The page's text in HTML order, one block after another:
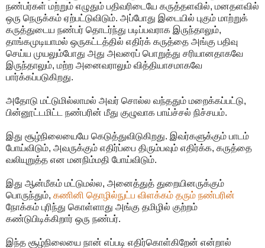
நண்பர்கள் மற்றும் எழுதும் பதிவரிடையே கருத்தளவில், மனதளவில்
ஒரு நெருக்கம் ஏற்பட்டுவிடும். அப்போது இடையில் புகும் மாற்றுக்
கருத்துடைய நண்பர் தொடர்ந்து படிப்பவராக இருந்தாலும்,
தாங்கமுடியாமல் ஒருகட்டத்தில் எதிர்க் கருத்தை அங்கு பதிவு
செய்ய முயலும்போது அது அவரைப் பொறுத்து சரியானதாகவே
இருந்தாலும், மற்ற அனைவராலும் வித்தியாசமாகவே
பார்க்கப்படுகிறது.
அதோடு மட்டுமில்லாமல் அவர் சொல்ல வந்ததும் மறைக்கப்பட்டு,
பின்னூட்டமிட்ட நண்பரின் மீது குழுவாக பாய்ச்சல் நிச்சயம்.
இது சூழ்நிலையையே கெடுத்துவிடுகிறது. இவர்களுக்கும் பாடம்
போய்விடும், அவருக்கும் எதிர்ப்பை திரும்பவும் எதிர்க்க, கருத்தை
வலியுறுத்த என மனநிம்மதி போய்விடும்.
இது ஆன்மீகம் மட்டுமல்ல, அனைத்துத் துறையினருக்கும்
பொருந்தும், கணினி தொழில்நுட்ப விளக்கம் தரும் நண்பரின்
நோக்கம் புரிந்து கொள்ளாது அங்கு தமிழில் குற்றம்
கண்டுபிடிக்கிறார் ஒரு நண்பர்.
இந்த சூழ்நிலையை நான் எப்படி எதிர்கொள்கிறேன் என்றால்